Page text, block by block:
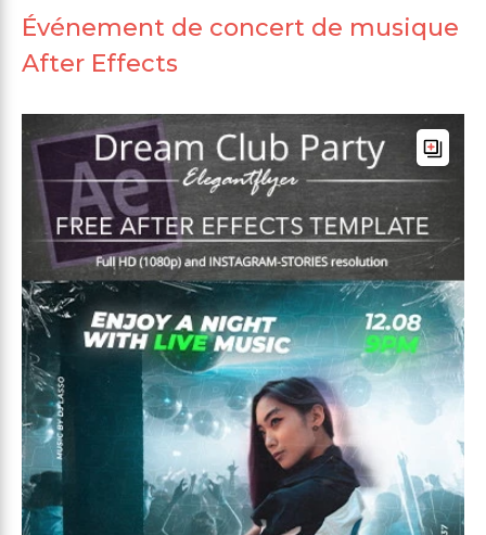
Événement de concert de musique
After Effects